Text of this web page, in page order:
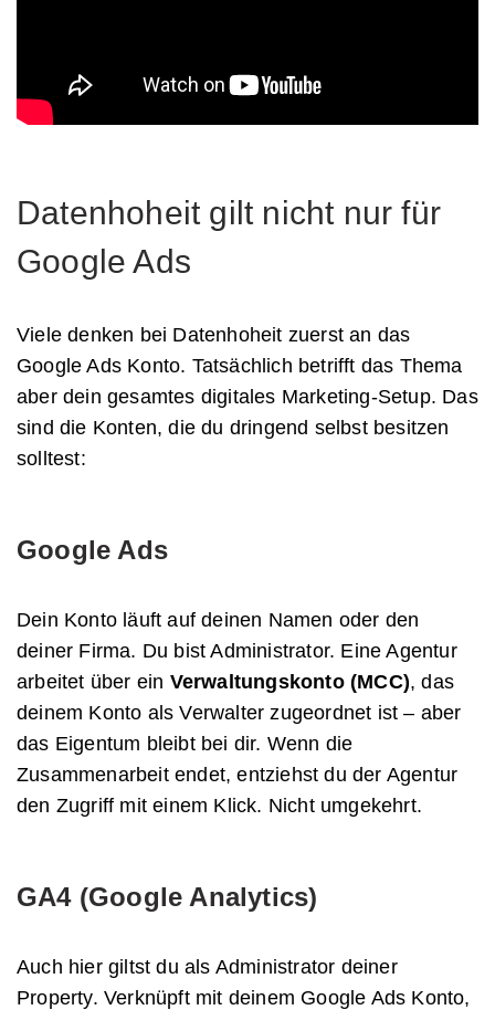
Datenhoheit gilt nicht nur für
Google Ads
Viele denken bei Datenhoheit zuerst an das
Google Ads Konto. Tatsächlich betrifft das Thema
aber dein gesamtes digitales Marketing-Setup. Das
sind die Konten, die du dringend selbst besitzen
solltest:
Google Ads
Dein Konto läuft auf deinen Namen oder den
deiner Firma. Du bist Administrator. Eine Agentur
arbeitet über ein Verwaltungskonto (MCC), das
deinem Konto als Verwalter zugeordnet ist – aber
das Eigentum bleibt bei dir. Wenn die
Zusammenarbeit endet, entziehst du der Agentur
den Zugriff mit einem Klick. Nicht umgekehrt.
GA4 (Google Analytics)
Auch hier giltst du als Administrator deiner
Property. Verknüpft mit deinem Google Ads Konto,